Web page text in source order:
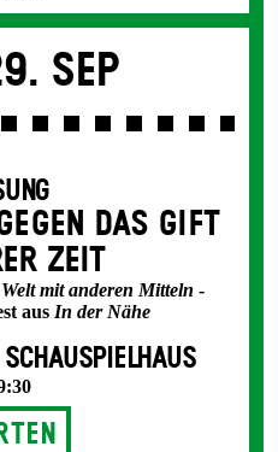
Sep
DAS GIFT
ZEIT
Welt mit anderen Mitteln -
aus In der Nähe